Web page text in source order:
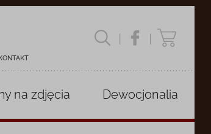
| |
na zdjęcia Dewocjonalia